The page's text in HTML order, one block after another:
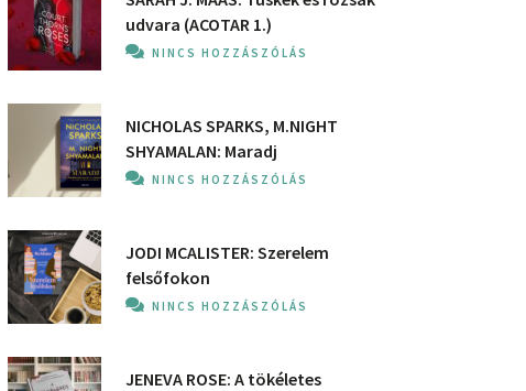
udvara (ACOTAR 1.)
NINCS HOZZÁSZÓLÁS
NICHOLAS SPARKS, M.NIGHT
SHYAMALAN: Maradj
NINCS HOZZÁSZÓLÁS
JODI MCALISTER: Szerelem
felsőfokon
NINCS HOZZÁSZÓLÁS
JENEVA ROSE: A ​tökéletes